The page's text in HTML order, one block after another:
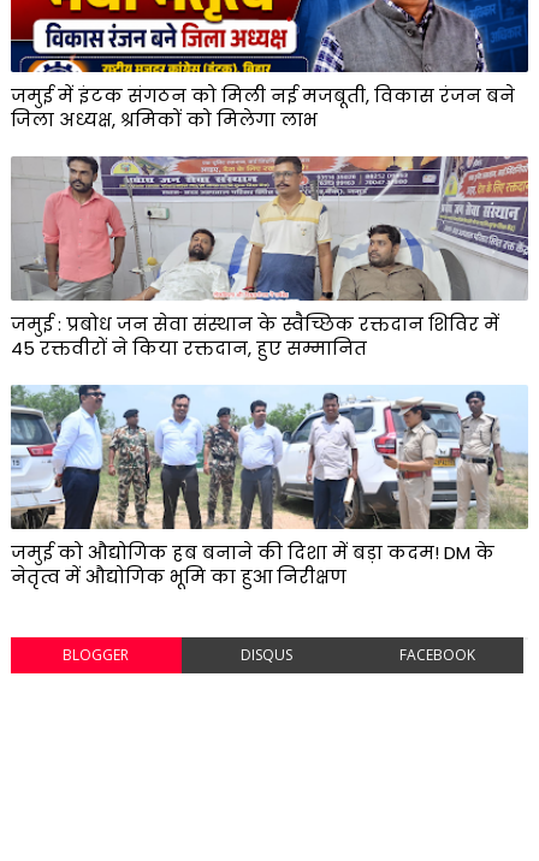
जमुई में इंटक संगठन को मिली नई मजबूती, विकास रंजन बने
जिला अध्यक्ष, श्रमिकों को मिलेगा लाभ
जमुई : प्रबोध जन सेवा संस्थान के स्वैच्छिक रक्तदान शिविर में
45 रक्तवीरों ने किया रक्तदान, हुए सम्मानित
जमुई को औद्योगिक हब बनाने की दिशा में बड़ा कदम! DM के
नेतृत्व में औद्योगिक भूमि का हुआ निरीक्षण
BLOGGER DISQUS FACEBOOK